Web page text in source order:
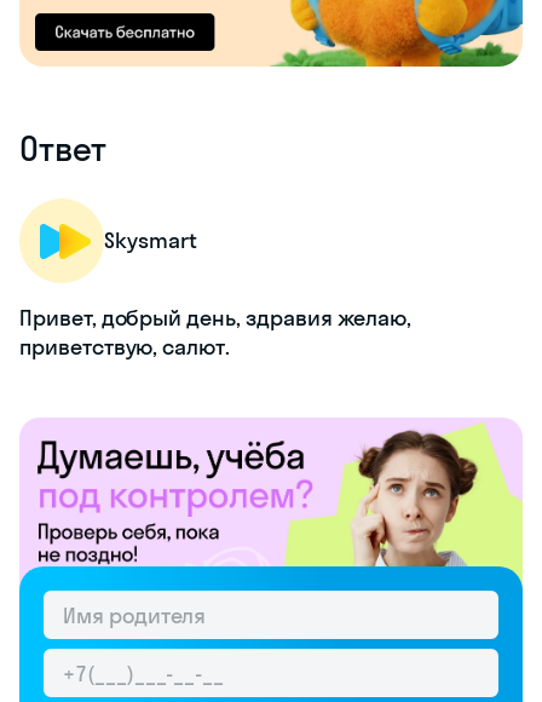
Ответ
Skysmart
Привет, добрый день, здравия желаю,
приветствую, салют.